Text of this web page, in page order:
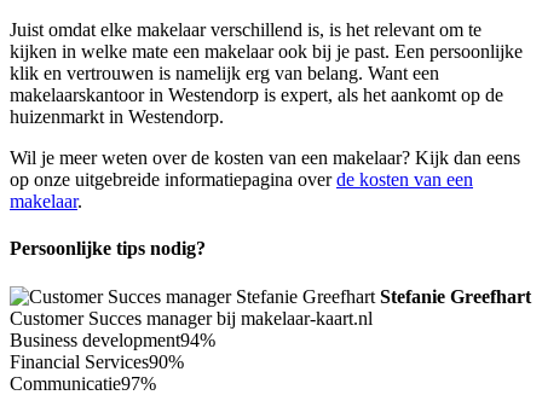
Juist omdat elke makelaar verschillend is, is het relevant om te
kijken in welke mate een makelaar ook bij je past. Een persoonlijke
klik en vertrouwen is namelijk erg van belang. Want een
makelaarskantoor in Westendorp is expert, als het aankomt op de
huizenmarkt in Westendorp.
Wil je meer weten over de kosten van een makelaar? Kijk dan eens
op onze uitgebreide informatiepagina overde kosten van een
makelaar.
Persoonlijke tips nodig?
Stefanie Greefhart
Customer Succes manager bij makelaar-kaart.nl
Business development94%
Financial Services90%
Communicatie97%